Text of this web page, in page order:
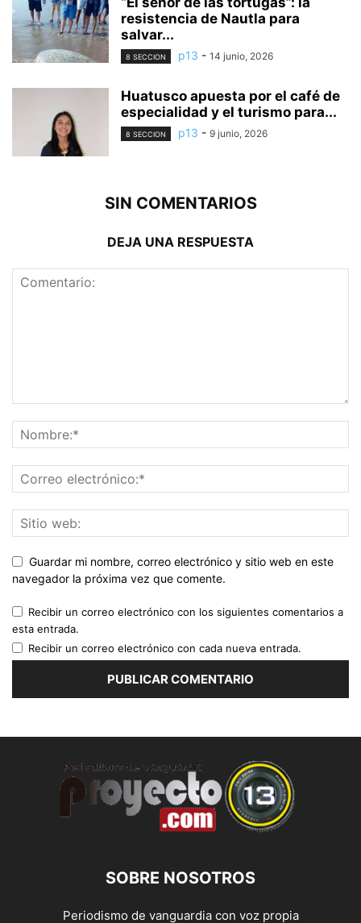
resistencia de Nautla para
salvar...
8 SECCION p13 - 14 junio, 2026
Huatusco apuesta por el café de
especialidad y el turismo para...
8 SECCION p13 - 9 junio, 2026
SIN COMENTARIOS
DEJA UNA RESPUESTA
Guardar mi nombre, correo electrónico y sitio web en este
navegador la próxima vez que comente.
Recibir un correo electrónico con los siguientes comentarios a
esta entrada.
Recibir un correo electrónico con cada nueva entrada.
SOBRE NOSOTROS
Periodismo de vanguardia con voz propia